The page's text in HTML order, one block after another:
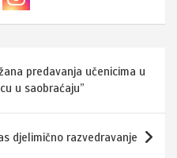
predavanja učenicima u
u saobraćaju”
djelimično razvedravanje